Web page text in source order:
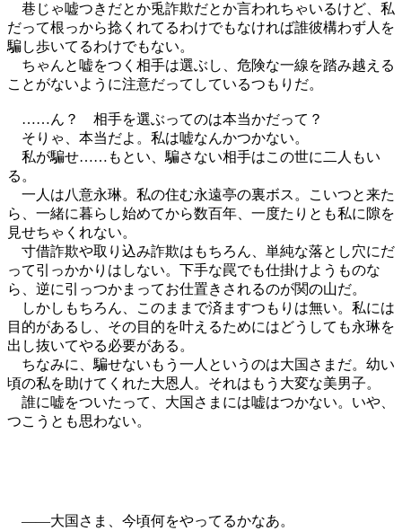
巷じゃ嘘つきだとか兎詐欺だとか言われちゃいるけど、私
だって根っから捻くれてるわけでもなければ誰彼構わず人を
騙し歩いてるわけでもない。
ちゃんと嘘をつく相手は選ぶし、危険な一線を踏み越える
ことがないように注意だってしているつもりだ。
……ん？ 相手を選ぶってのは本当かだって？
そりゃ、本当だよ。私は嘘なんかつかない。
私が騙せ……もとい、騙さない相手はこの世に二人もい
る。
一人は八意永琳。私の住む永遠亭の裏ボス。こいつと来た
ら、一緒に暮らし始めてから数百年、一度たりとも私に隙を
見せちゃくれない。
寸借詐欺や取り込み詐欺はもちろん、単純な落とし穴にだ
って引っかかりはしない。下手な罠でも仕掛けようものな
ら、逆に引っつかまってお仕置きされるのが関の山だ。
しかしもちろん、このままで済ますつもりは無い。私には
目的があるし、その目的を叶えるためにはどうしても永琳を
出し抜いてやる必要がある。
ちなみに、騙せないもう一人というのは大国さまだ。幼い
頃の私を助けてくれた大恩人。それはもう大変な美男子。
誰に嘘をついたって、大国さまには嘘はつかない。いや、
つこうとも思わない。
――大国さま、今頃何をやってるかなあ。